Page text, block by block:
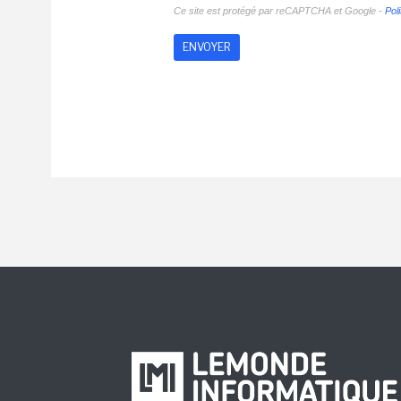
Ce site est protégé par reCAPTCHA et Google -